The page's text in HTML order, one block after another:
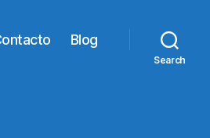
Blog
Search